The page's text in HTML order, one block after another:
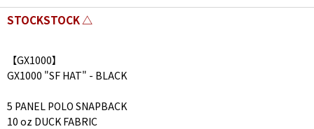
STOCKSTOCK △
【GX1000】
GX1000 "SF HAT" - BLACK
5 PANEL POLO SNAPBACK
10 oz DUCK FABRIC